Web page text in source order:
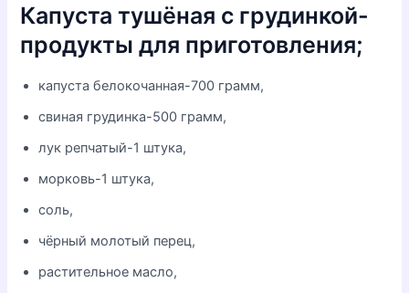
Капуста тушёная с грудинкой-
продукты для приготовления;
капуста белокочанная-700 грамм,
свиная грудинка-500 грамм,
лук репчатый-1 штука,
морковь-1 штука,
соль,
чёрный молотый перец,
растительное масло,